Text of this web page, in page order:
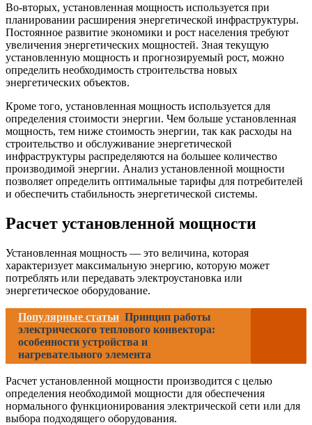
Во-вторых, установленная мощность используется при
планировании расширения энергетической инфраструктуры.
Постоянное развитие экономики и рост населения требуют
увеличения энергетических мощностей. Зная текущую
установленную мощность и прогнозируемый рост, можно
определить необходимость строительства новых
энергетических объектов.
Кроме того, установленная мощность используется для
определения стоимости энергии. Чем больше установленная
мощность, тем ниже стоимость энергии, так как расходы на
строительство и обслуживание энергетической
инфраструктуры распределяются на большее количество
производимой энергии. Анализ установленной мощности
позволяет определить оптимальные тарифы для потребителей
и обеспечить стабильность энергетической системы.
Расчет установленной мощности
Установленная мощность — это величина, которая
характеризует максимальную энергию, которую может
потреблять или передавать электроустановка или
энергетическое оборудование.
Популярные статьи Принцип работы
электрического теплового конвектора:
особенности устройства и
нагревательного элемента
Расчет установленной мощности производится с целью
определения необходимой мощности для обеспечения
нормального функционирования электрической сети или для
выбора подходящего оборудования.